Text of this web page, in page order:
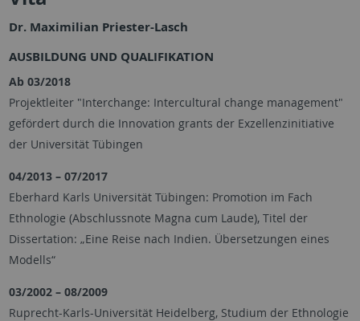
Dr. Maximilian Priester-Lasch
AUSBILDUNG UND QUALIFIKATION
Ab 03/2018
Projektleiter "Interchange: Intercultural change management"
gefördert durch die Innovation grants der Exzellenzinitiative
der Universität Tübingen
04/2013 – 07/2017
Eberhard Karls Universität Tübingen: Promotion im Fach
Ethnologie (Abschlussnote Magna cum Laude), Titel der
Dissertation: „Eine Reise nach Indien. Übersetzungen eines
Modells“
03/2002 – 08/2009
Ruprecht-Karls-Universität Heidelberg, Studium der Ethnologie